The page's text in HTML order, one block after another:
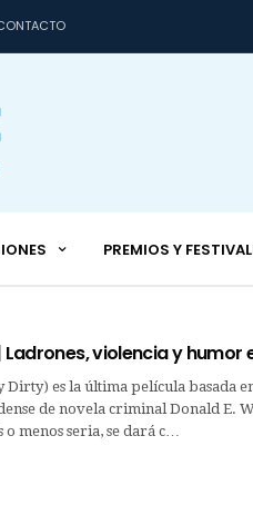
PREMIOS Y
violencia y humor
Dirty) es la última película basada
de novela criminal Donald E.
o menos seria, se dará c…